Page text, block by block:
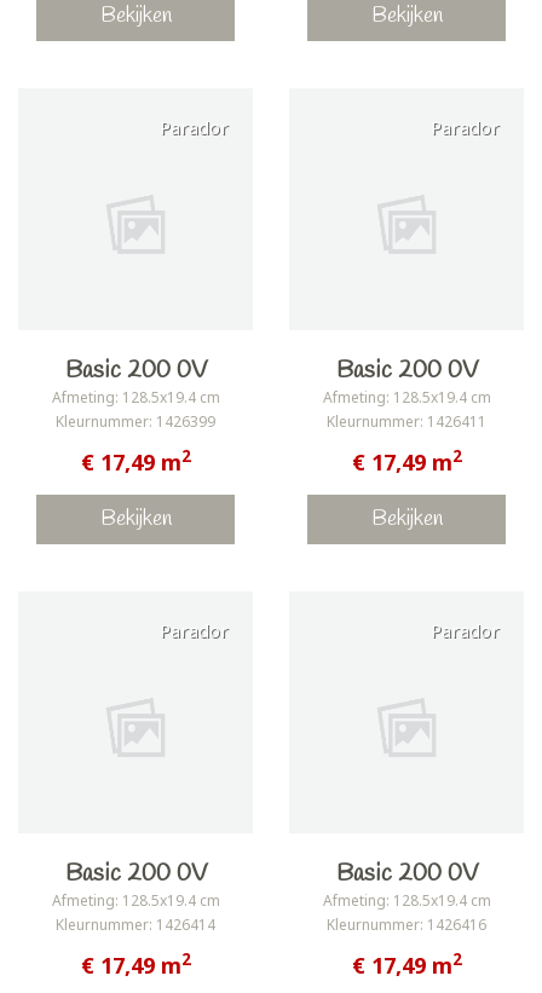
Bekijken Bekijken
Parador
Basic 200 0V
Afmeting: 128.5x19.4 cm
Kleurnummer: 1426399
€ 17,49 m2
Bekijken
Parador
Basic 200 0V
Afmeting: 128.5x19.4 cm
Kleurnummer: 1426411
€ 17,49 m2
Bekijken
Parador
Basic 200 0V
Afmeting: 128.5x19.4 cm
Kleurnummer: 1426414
€ 17,49 m2
Parador
Basic 200 0V
Afmeting: 128.5x19.4 cm
Kleurnummer: 1426416
€ 17,49 m2